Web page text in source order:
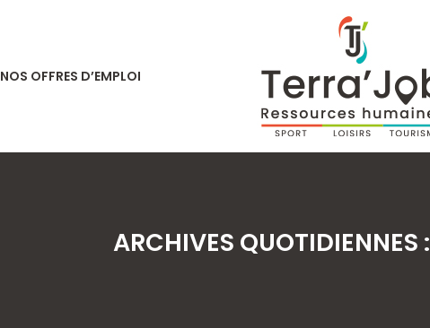
NOS OFFRES D’EMPLOI
ARCHIVES QUOTIDIENNES :